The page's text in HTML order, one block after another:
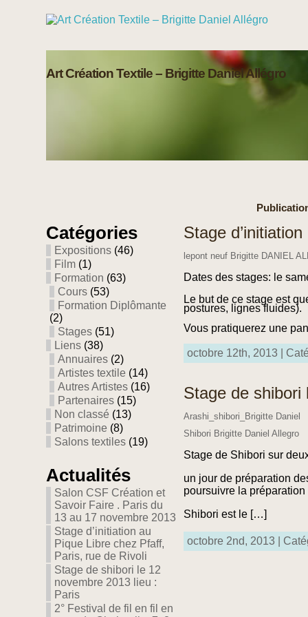
Art Création Textile – Brigitte Daniel Allégro
Catégories
Expositions (46)
Film (1)
Formation (63)
Cours (53)
Formation Diplômante
(2)
Stages (51)
Liens (38)
Annuaires (2)
Artistes textile (14)
Autres Artistes (16)
Partenaires (15)
Non classé (13)
Patrimoine (8)
Salons textiles (19)
Actualités
Salon CSF Création et
Savoir Faire . Paris du
13 au 17 novembre 2013
Stage d’initiation au
Pique Libre chez Pfaff,
Paris, rue de Rivoli
Stage de shibori le 12
novembre 2013 lieu :
Paris
2° Festival de fil en fil en
Stage
lepont neuf Brigitte DANIEL
Dates des stages: le
Le but de ce stage est
postures, lignes fluides).
Vous pratiquerez une
octobre 12th, 2013 |
Stage de shibori
Arashi_shibori_Brigitte Daniel
Shibori Brigitte Daniel Allegro
Stage de Shibori sur
un jour de préparation
poursuivre la
Shibori est le […]
octobre 2nd, 2013 |